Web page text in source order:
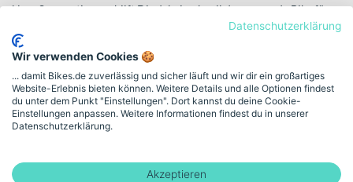
klare Segmentierung hilft Dir dabei, schnell das passende Bike für
Deinen Bedarf zu finden – egal ob sportlich auf Asphalt, flexibel auf
Schotter oder komfortabel im Stadtverkehr.
Gerade im Bereich MTB und Gravel spricht Raymon Fahrer an, die
Wert auf Vielseitigkeit legen. Trekking- und City-Modelle wiederum
sind auf Alltagstauglichkeit und komfortables Vorankommen
ausgelegt. Für junge Fahrer stehen zudem passende Kids-Bikes
Datenschutzerklärung
Wir verwenden Cookies 🍪
... damit Bikes.de zuverlässig und sicher läuft und wir dir ein großartiges
Website-Erlebnis bieten können. Weitere Details und alle Optionen findest
du unter dem Punkt "Einstellungen". Dort kannst du deine Cookie-
Einstellungen anpassen. Weitere Informationen findest du in unserer
Datenschutzerklärung.
Akzeptieren